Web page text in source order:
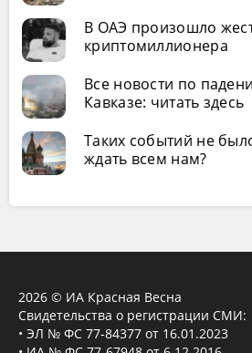
В ОАЭ произошло
криптомиллионера
Все новости по
Кавказе: читать здесь
Таких событий не
ждать всем нам?
2026 © ИА Красная Весна
Свидетельства о регистрации СМИ:
• ЭЛ № ФС 77-84377 от 16.01.2023